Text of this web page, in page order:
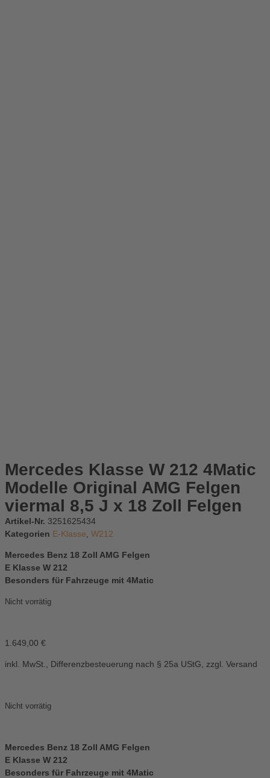
Mercedes Klasse W 212 4Matic
Modelle Original AMG Felgen
viermal 8,5 J x 18 Zoll Felgen
Artikel-Nr. 3251625434
Kategorien E-Klasse W212
Mercedes Benz 18 Zoll AMG Felgen
E Klasse W 212
Besonders für Fahrzeuge mit 4Matic
Nicht vorrätig
1.649,00 €
inkl. MwSt., Differenzbesteuerung nach § 25a UStG, zzgl. Versand
Nicht vorrätig
Mercedes Benz 18 Zoll AMG Felgen
E Klasse W 212
Besonders für Fahrzeuge mit 4Matic